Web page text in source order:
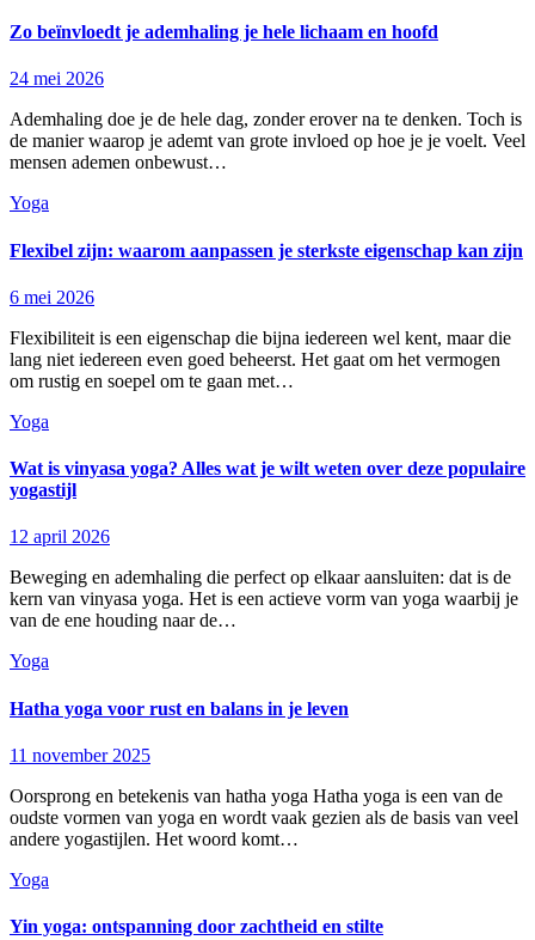
Zo beïnvloedt je ademhaling je hele lichaam en hoofd
24 mei 2026
Ademhaling doe je de hele dag, zonder erover na te denken. Toch is
de manier waarop je ademt van grote invloed op hoe je je voelt. Veel
mensen ademen onbewust…
Yoga
Flexibel zijn: waarom aanpassen je sterkste eigenschap kan zijn
6 mei 2026
Flexibiliteit is een eigenschap die bijna iedereen wel kent, maar die
lang niet iedereen even goed beheerst. Het gaat om het vermogen
om rustig en soepel om te gaan met…
Yoga
Wat is vinyasa yoga? Alles wat je wilt weten over deze populaire
yogastijl
12 april 2026
Beweging en ademhaling die perfect op elkaar aansluiten: dat is de
kern van vinyasa yoga. Het is een actieve vorm van yoga waarbij je
van de ene houding naar de…
Yoga
Hatha yoga voor rust en balans in je leven
11 november 2025
Oorsprong en betekenis van hatha yoga Hatha yoga is een van de
oudste vormen van yoga en wordt vaak gezien als de basis van veel
andere yogastijlen. Het woord komt…
Yoga
Yin yoga: ontspanning door zachtheid en stilte